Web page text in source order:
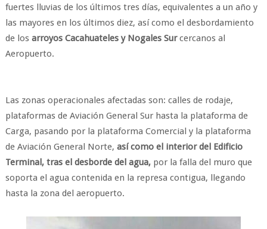
fuertes lluvias de los últimos tres días, equivalentes a un año y
las mayores en los últimos diez, así como el desbordamiento
de losarroyos Cacahuateles y Nogales Surcercanos al
Aeropuerto.
Las zonas operacionales afectadas son: calles de rodaje,
plataformas de Aviación General Sur hasta la plataforma de
Carga, pasando por la plataforma Comercial y la plataforma
de Aviación General Norte, así como el interior del Edificio
Terminal, tras el desborde del agua,por la falla del muro que
soporta el agua contenida en la represa contigua, llegando
hasta la zona del aeropuerto.